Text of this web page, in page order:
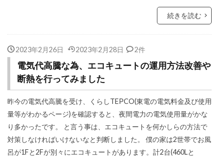
続きを読む
2023年2月26日 2023年2月28日 2件
電気代高騰な為、エコキュートの運用方法改善や
断熱を行ってみました
昨今の電気代高騰を受け、くらしTEPCO(東電の電気料金及び使用
量等がわかるページ)を確認すると、夜間電力の電気使用量がかな
り多かったです。 と言う事は、エコキュートを何かしらの方法で
対策しなければいけないなと判断しました。 僕の家は2世帯でお風
呂が1Fと2Fが別々にエコキュートがあります。計2台(460Lと